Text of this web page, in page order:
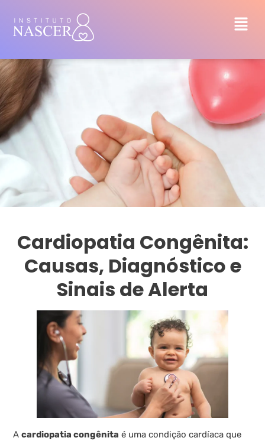
Cardiopatia Congênita:
Causas, Diagnóstico e
Sinais de Alerta
Acardiopatia congênita é uma condição cardíaca que